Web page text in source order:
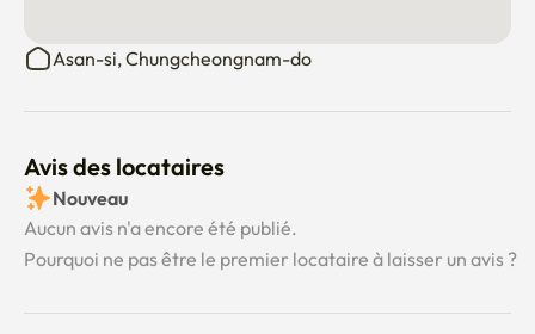
Asan-si, Chungcheongnam-do
Avis des locataires
Nouveau
Aucun avis n'a encore été publié.
Pourquoi ne pas être le premier locataire à laisser un avis ?